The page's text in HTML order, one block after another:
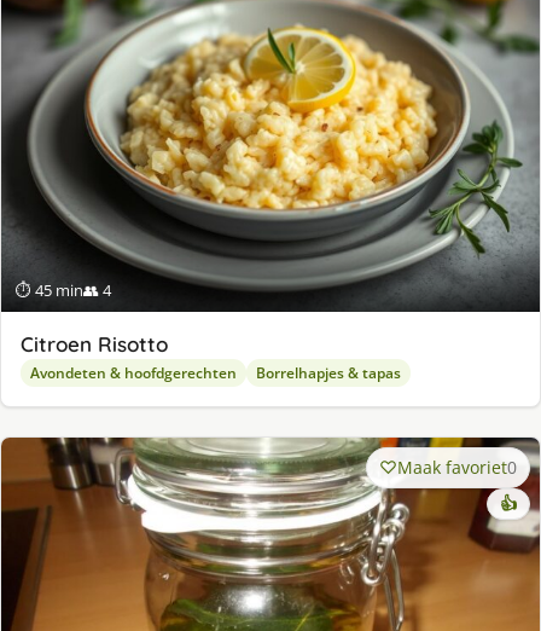
⏱ 45 min👥 4
Citroen Risotto
Avondeten & hoofdgerechten Borrelhapjes & tapas
Maak favoriet0
👍